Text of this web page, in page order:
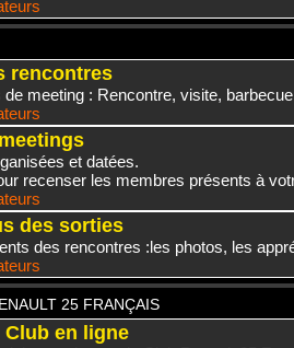
rencontres
meeting : Rencontre, visite,
et datées.
recenser les membres présents à
des sorties
des rencontres :les photos, les
25 FRANÇAIS
en ligne